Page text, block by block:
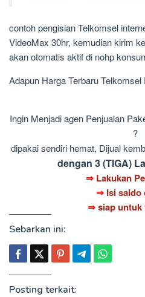
contoh pengisian Telkomsel
VideoMax 30hr, kemudian kirim
akan otomatis aktif di nohp
Adapun Harga Terbaru
Ingin Menjadi agen Penjualan
?
dipakai sendiri hemat, Dijual
dengan 3 (TIGA)
⇒ Lakukan
⇒ Isi saldo
⇒siap untuk
Sebarkan ini:
Posting terkait: